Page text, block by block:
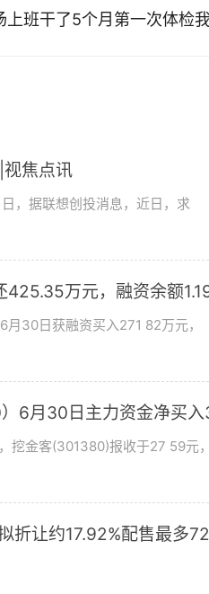
班干了5个月第一次体检
焦点讯
，据联想创投消息，近日，求
万元，融资余额
30日获融资买入271 82万元，
6月30日主力资金净买
挖金客(301380)报收于27 59元，
折让约17.92%配售最多